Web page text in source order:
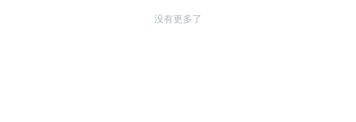
没有更多了